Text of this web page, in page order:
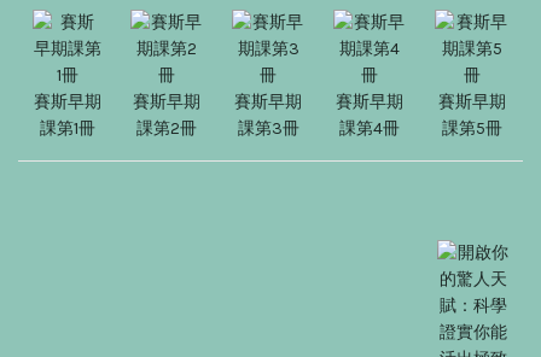
賽斯早期
課第1冊
賽斯早期
課第2冊
賽斯早期
課第3冊
賽斯早期
課第4冊
賽斯早期
課第5冊